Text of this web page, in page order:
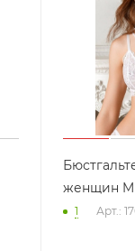
женщин
1 Арт.: